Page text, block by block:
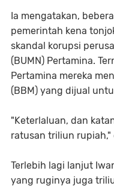
Ia mengatakan,
pemerintah kena
skandal korupsi
(BUMN) Pertamina.
Pertamina mereka
(BBM) yang dijual
"Keterlaluan, dan
ratusan triliun rupiah,"
Terlebih lagi lanjut
yang ruginya juga